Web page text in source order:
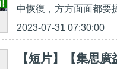
中恢復，方方面面都要
2023-07-31 07:30:00
【短片】【集思